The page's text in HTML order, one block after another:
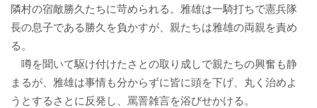
隣村の宿敵勝久たちに苛められる。雅雄は一騎打ちで憲兵隊
長の息子である勝久を負かすが、親たちは雅雄の両親を責め
る。
噂を聞いて駆け付けたさとの取り成しで親たちの興奮も静
まるが、雅雄は事情も分からずに皆に頭を下げ、丸く治めよ
うとするさとに反発し、罵詈雑言を浴びせかける。